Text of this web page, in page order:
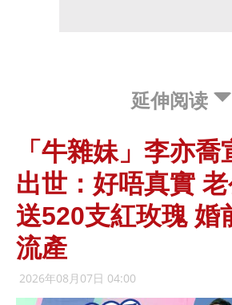
延伸阅读
「牛雜妹」李亦
出世：好唔真實
送520支紅玫瑰 婚
流產
2026年08月07日 04:00